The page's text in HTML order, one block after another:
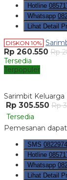
Hotline
Whatsapp
Lihat Detail
DISKON 10%
Rp 260.550 Rp
Tersedia
Terpopuler
Sarimbit Keluarga
Rp 305.550 Rp
Tersedia
Pemesanan
SMS
Hotline
Whatsapp
Lihat Detail